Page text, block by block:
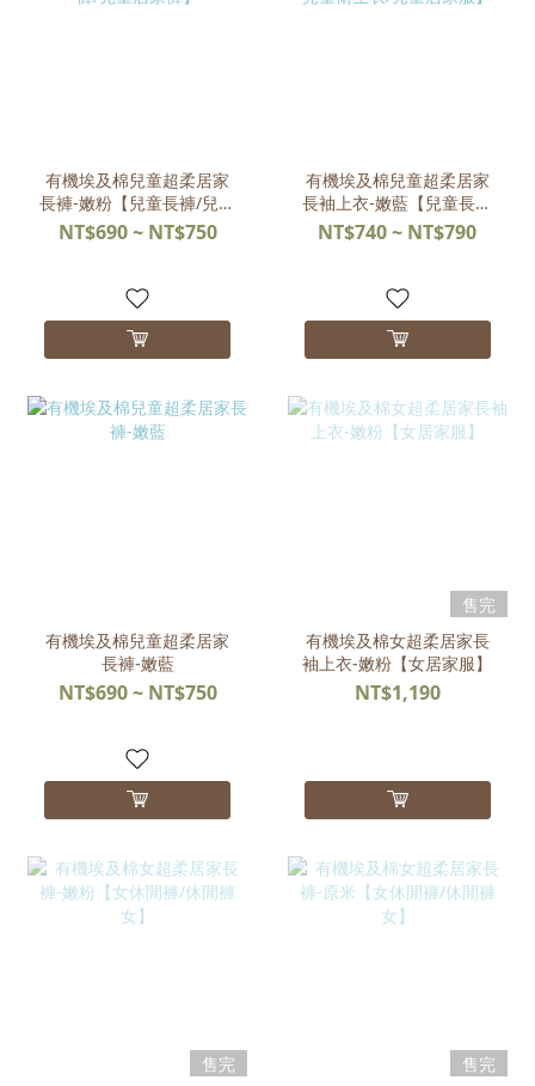
有機埃及棉兒童超柔居家
長褲-嫩粉【兒童長褲/兒童
休閒褲/兒童居家褲】
NT$690 ~ NT$750
有機埃及棉兒童超柔居家
長袖上衣-嫩藍【兒童長袖
上衣/兒童衛生衣/兒童居家
NT$740 ~ NT$790
有機埃及棉兒童超柔居家
長褲-嫩藍
NT$690 ~ NT$750
售完
有機埃及棉女超柔居家長
袖上衣-嫩粉【女居家服】
NT$1,190
售完
售完